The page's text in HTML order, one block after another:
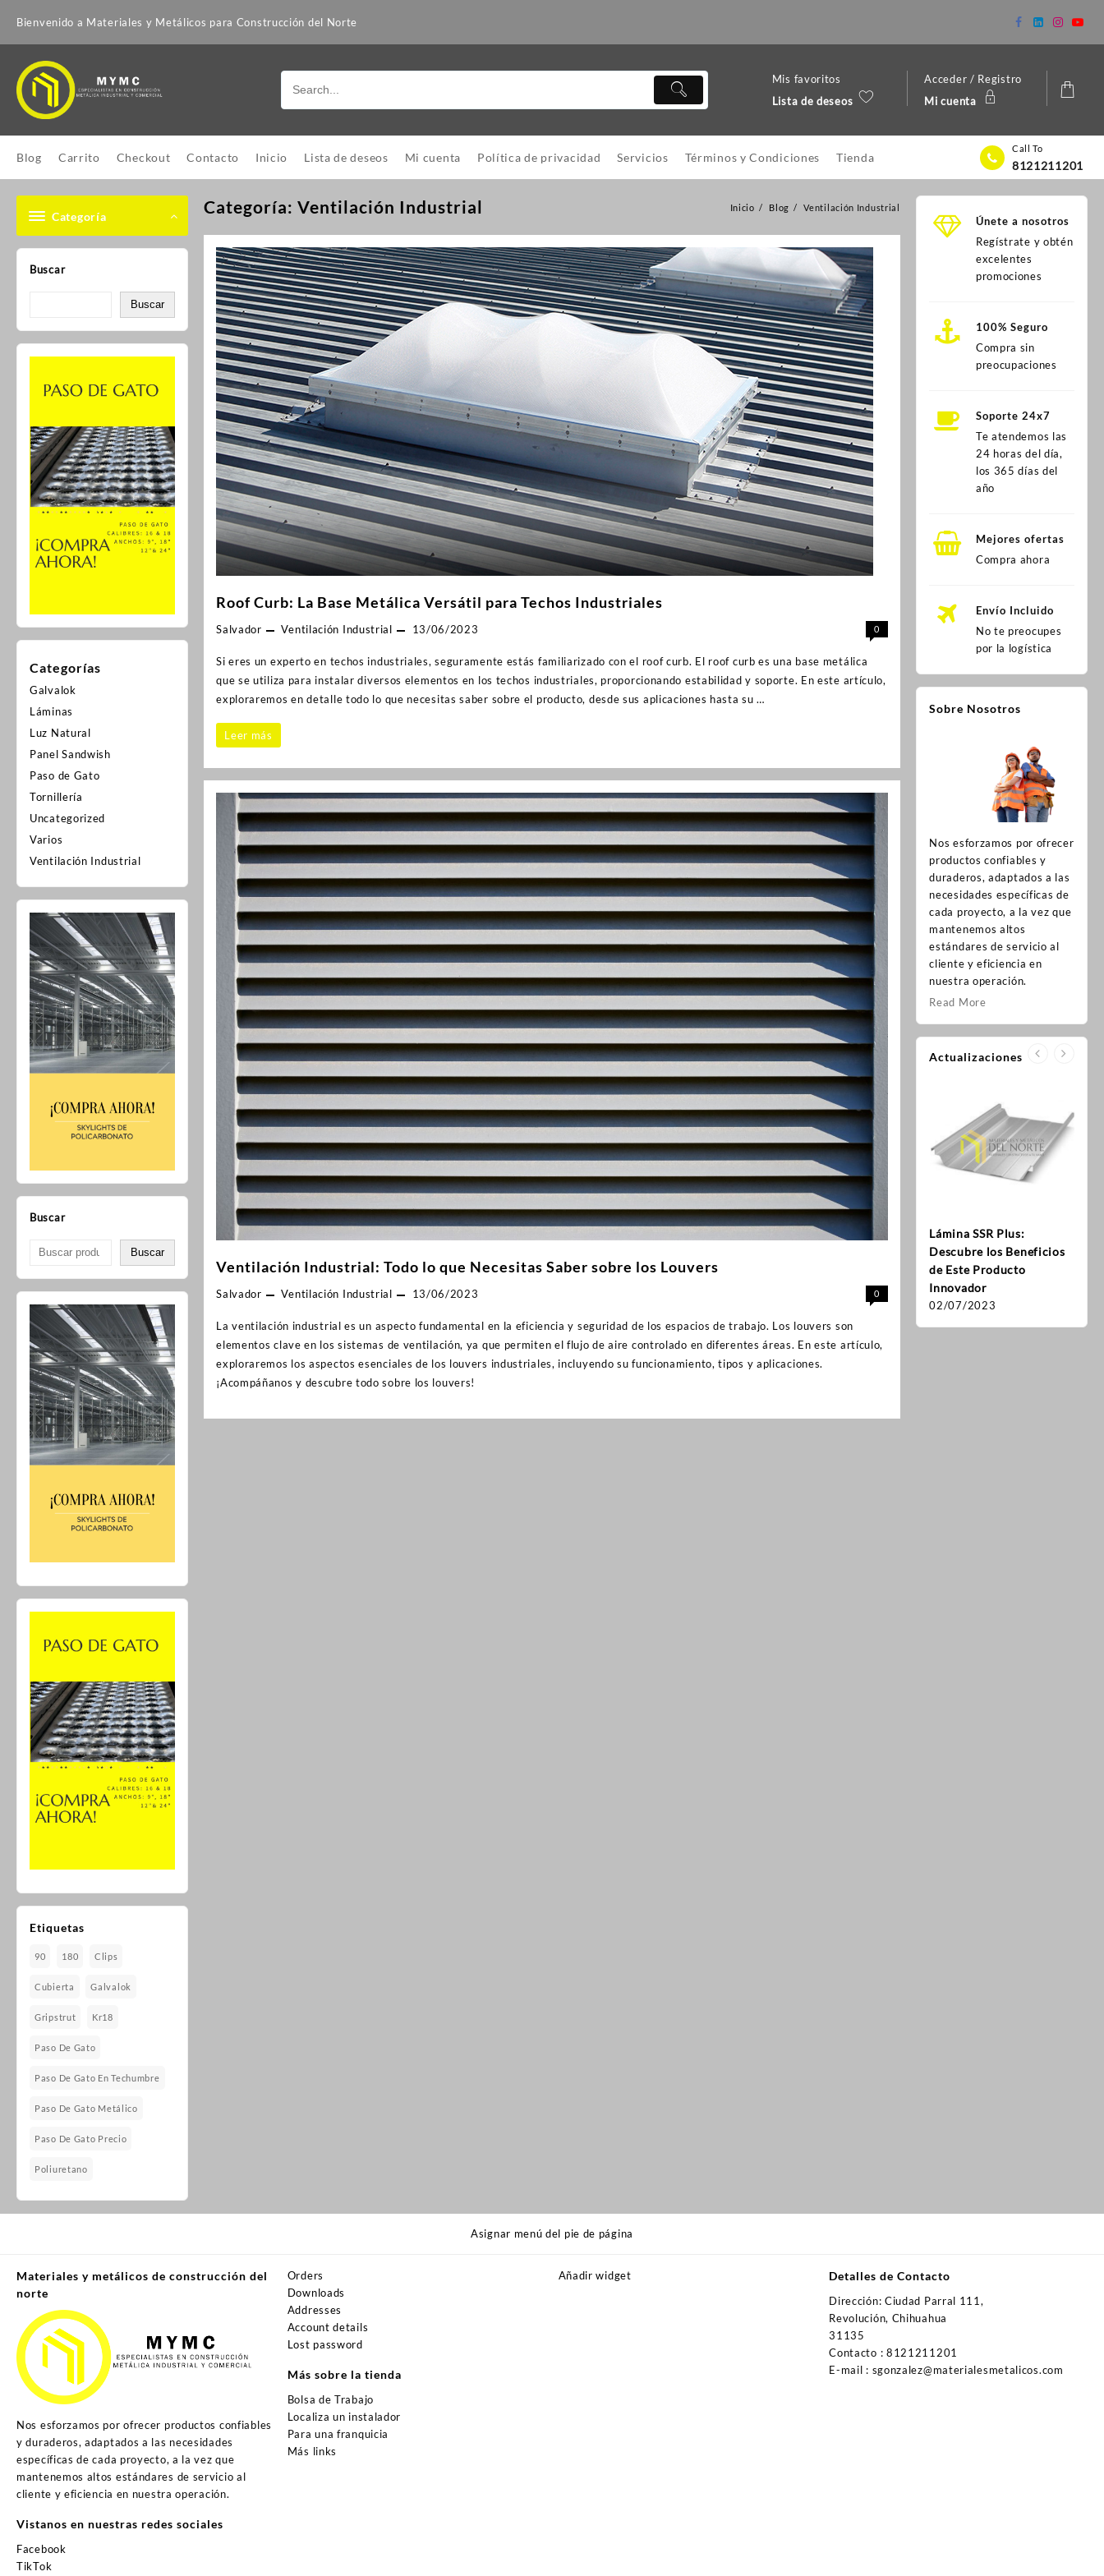
Bienvenido a Materiales y Metálicos para Construcción del Norte
Mis favoritos
Lista de deseos
Acceder / Registro
Mi cuenta
Blog Carrito Checkout Contacto Inicio Lista de deseos Mi cuenta Política de privacidad Servicios Términos y Condiciones Tienda
Call To
8121211201
Categoría
Buscar
Buscar
Categorías
Galvalok
Láminas
Luz Natural
Panel Sandwish
Paso de Gato
Tornillería
Uncategorized
Varios
Ventilación Industrial
Buscar
Buscar
Etiquetas
90 180 Clips
Cubierta Galvalok
Gripstrut Kr18
Paso De Gato
Paso De Gato En Techumbre
Paso De Gato Metálico
Paso De Gato Precio
Poliuretano
Categoría:Ventilación Industrial Inicio Blog Ventilación Industrial
Roof Curb: La Base Metálica Versátil para Techos Industriales
Salvador Ventilación Industrial 13/06/2023 0
Si eres un experto en techos industriales, seguramente estás familiarizado con el roof curb. El roof curb es una base metálica
que se utiliza para instalar diversos elementos en los techos industriales, proporcionando estabilidad y soporte. En este artículo,
exploraremos en detalle todo lo que necesitas saber sobre el producto, desde sus aplicaciones hasta su …
Leer más
Ventilación Industrial: Todo lo que Necesitas Saber sobre los Louvers
Salvador Ventilación Industrial 13/06/2023 0
La ventilación industrial es un aspecto fundamental en la eficiencia y seguridad de los espacios de trabajo. Los louvers son
elementos clave en los sistemas de ventilación, ya que permiten el flujo de aire controlado en diferentes áreas. En este artículo,
exploraremos los aspectos esenciales de los louvers industriales, incluyendo su funcionamiento, tipos y aplicaciones.
¡Acompáñanos y descubre todo sobre los louvers!
Únete a nosotros
Regístrate y obtén
excelentes
promociones
100% Seguro
Compra sin
preocupaciones
Soporte 24x7
Te atendemos las
24 horas del día,
los 365 días del
año
Mejores ofertas
Compra ahora
Envío Incluido
No te preocupes
por la logística
Sobre Nosotros
Nos esforzamos por ofrecer
productos confiables y
duraderos, adaptados a las
necesidades específicas de
cada proyecto, a la vez que
mantenemos altos
estándares de servicio al
cliente y eficiencia en
nuestra operación.
Read More
Actualizaciones
Lámina SSR Plus:
Descubre los Beneficios
de Este Producto
Innovador
02/07/2023
Asignar menú del pie de página
Materiales y metálicos de construcción del
norte
Nos esforzamos por ofrecer productos confiables
y duraderos, adaptados a las necesidades
específicas de cada proyecto, a la vez que
mantenemos altos estándares de servicio al
cliente y eficiencia en nuestra operación.
Vistanos en nuestras redes sociales
Facebook
TikTok
Orders
Downloads
Addresses
Account details
Lost password
Más sobre la tienda
Bolsa de Trabajo
Localiza un instalador
Para una franquicia
Más links
Añadir widget Detalles de Contacto
Dirección: Ciudad Parral 111,
Revolución, Chihuahua
31135
Contacto : 8121211201
E-mail : sgonzalez@materialesmetalicos.com